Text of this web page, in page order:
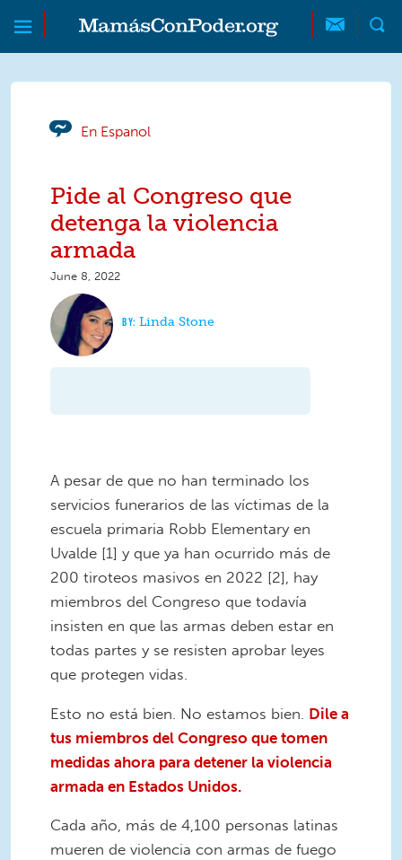
Skip to main content
Skip to main content
MamásConPoder
En Espanol
Pide al Congreso que
detenga la violencia
armada
June 8, 2022
Linda Stone
A pesar de que no han terminado los
servicios funerarios de las víctimas de la
escuela primaria Robb Elementary en
Uvalde [1] y que ya han ocurrido más de
200 tiroteos masivos en 2022 [2], hay
miembros del Congreso que todavía
insisten en que las armas deben estar en
todas partes y se resisten aprobar leyes
que protegen vidas.
Esto no está bien. No estamos bien. Dile a
tus miembros del Congreso que tomen
medidas ahora para detener la violencia
armada en Estados Unidos.
Cada año, más de 4,100 personas latinas
mueren de violencia con armas de fuego